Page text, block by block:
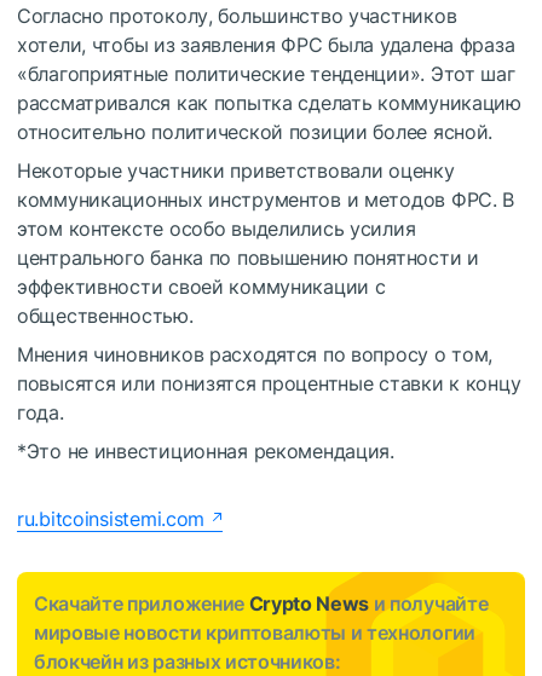
Согласно протоколу, большинство участников
хотели, чтобы из заявления ФРС была удалена фраза
«благоприятные политические тенденции». Этот шаг
рассматривался как попытка сделать коммуникацию
относительно политической позиции более ясной.
Некоторые участники приветствовали оценку
коммуникационных инструментов и методов ФРС. В
этом контексте особо выделились усилия
центрального банка по повышению понятности и
эффективности своей коммуникации с
общественностью.
Мнения чиновников расходятся по вопросу о том,
повысятся или понизятся процентные ставки к концу
года.
*Это не инвестиционная рекомендация.
ru.bitcoinsistemi.com
Скачайте приложение Crypto News и получайте
мировые новости криптовалюты и технологии
блокчейн из разных источников: